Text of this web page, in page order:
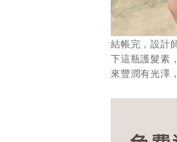
結帳完，設計
下這瓶護髮素
來豐潤有光澤